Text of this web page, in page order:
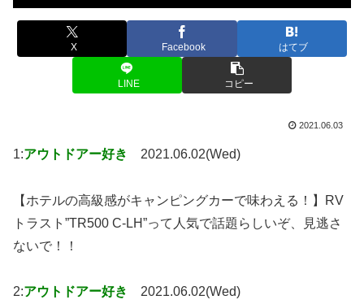
X Facebook はてブ
LINE コピー
2021.06.03
1:アウトドアー好き 2021.06.02(Wed)
【ホテルの高級感がキャンピングカーで味わえる！】RV
トラスト”TR500 C-LH”って人気で話題らしいぞ、見逃さ
ないで！！
2:アウトドアー好き 2021.06.02(Wed)